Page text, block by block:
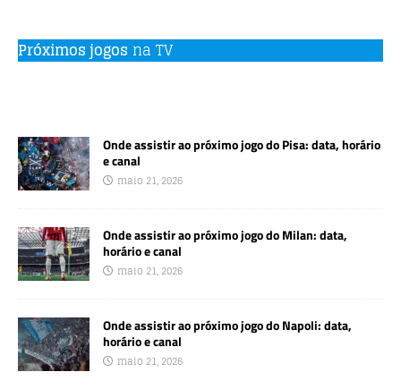
Próximos jogos na TV
Onde assistir ao próximo jogo do Pisa: data, horário
e canal
maio 21, 2026
Onde assistir ao próximo jogo do Milan: data,
horário e canal
maio 21, 2026
Onde assistir ao próximo jogo do Napoli: data,
horário e canal
maio 21, 2026